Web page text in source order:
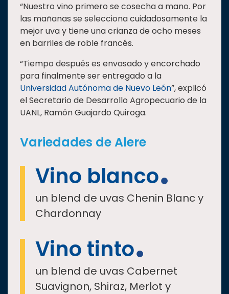
“Nuestro vino primero se cosecha a mano. Por
las mañanas se selecciona cuidadosamente la
mejor uva y tiene una crianza de ocho meses
en barriles de roble francés.
“Tiempo después es envasado y encorchado
para finalmente ser entregado a la
Universidad Autónoma de Nuevo León”, explicó
el Secretario de Desarrollo Agropecuario de la
UANL, Ramón Guajardo Quiroga.
Variedades de Alere
Vino blanco
un blend de uvas Chenin Blanc y
Chardonnay
Vino tinto
un blend de uvas Cabernet
Suavignon, Shiraz, Merlot y